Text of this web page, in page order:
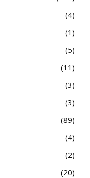
4
1
5
11
3
3
89
4
2
20